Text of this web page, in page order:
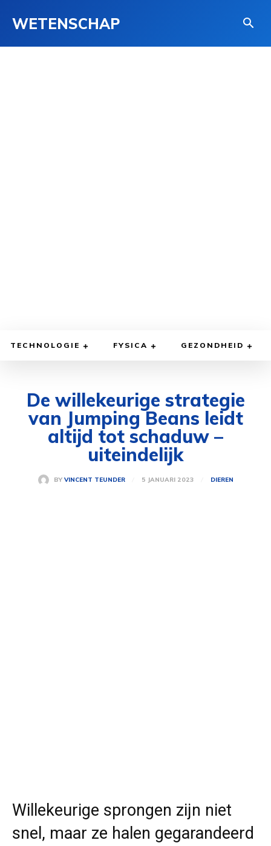
WETENSCHAP
TECHNOLOGIE FYSICA GEZONDHEID
De willekeurige strategie
van Jumping Beans leidt
altijd tot schaduw –
uiteindelijk
BY VINCENT TEUNDER 5 JANUARI 2023 DIEREN
Willekeurige sprongen zijn niet
snel, maar ze halen gegarandeerd